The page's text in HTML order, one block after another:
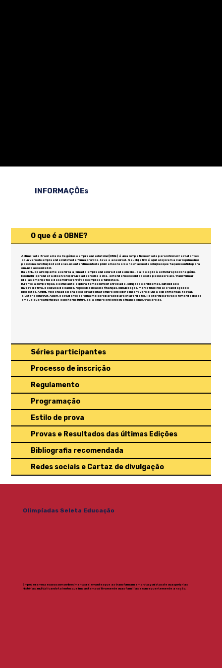
INFORMAÇÕEs
O que é a OBNE?
A Olimpíada Brasileira de Negócios e Empreendedorismo (OBNE) é uma competição criada para introduzir estudantes
ao universo do empreendedorismo de forma prática, leve e acessível. Seu objetivo é ajudar o jovem a dar os primeiros
passos na construção de ideias, no entendimento de problemas reais e na criação de soluções que façam sentido para
o mundo ao seu redor.
Na OBNE, o participante exercita a jornada empreendedora desde o início — da ideação à estruturação do negócio.
Isso inclui aprender a observar oportunidades no dia a dia, entender necessidades de pessoas reais, transformar
ideias em projetos e desenvolver protótipos simples e funcionais.
Durante a competição, o estudante explora temas como criatividade, solução de problemas, curiosidade
investigativa, pesquisa de campo, noções básicas de finanças, comunicação, marketing inicial e validação de
propostas. A OBNE foi pensada para despertar o olhar empreendedor e incentivar o aluno a experimentar, testar,
ajustar e construir. Assim, o estudante se torna mais preparado para criar projetos, liderar iniciativas e tomar decisões
em qualquer caminho que escolher no futuro, seja empreendendo ou atuando em outras áreas.
Séries participantes
Processo de inscrição
Regulamento
Programação
Estilo de prova
Provas e Resultados das últimas Edições
Bibliografia recomendada
Redes sociais e Cartaz de divulgação
Olimpíadas Seleta Educação
Empoderamos pessoas com conhecimentos relevantes que as transformam em protagonistas de suas próprias
histórias, multiplicando talentos que impactam positivamente suas famílias e consequentemente a nação.​